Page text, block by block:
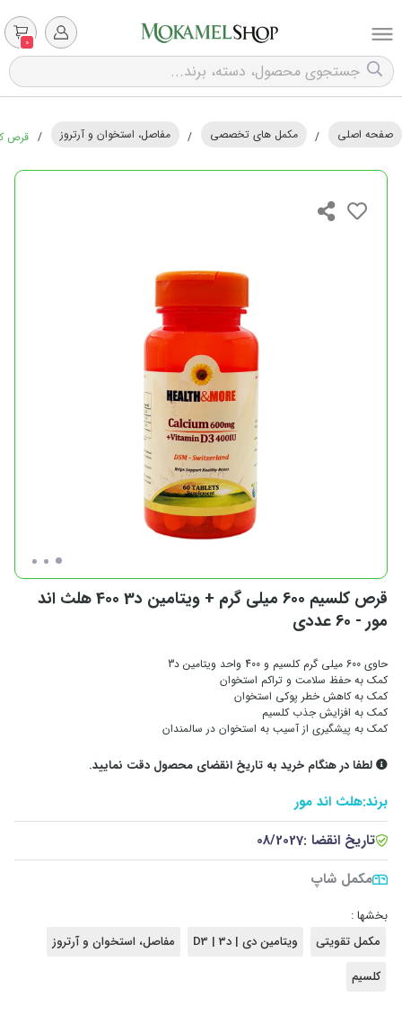
0
صفحه اصلی / مکمل های تخصصی / مفاصل، استخوان و آرتروز / قرص کلسیم 600 میلی گرم +
قرص کلسیم 600 میلی گرم + ویتامین د3 400 هلث اند
مور - 60 عددی
حاوی 600 میلی گرم کلسیم و 400 واحد ویتامین د3
کمک به حفظ سلامت و تراکم استخوان
کمک به کاهش خطر پوکی استخوان
کمک به افزایش جذب کلسیم
کمک به پیشگیری از آسیب به استخوان در سالمندان
لطفا در هنگام خرید به تاریخ انقضای محصول دقت نمایید.
برند:هلث اند مور
تاریخ انقضا :08/2027
مکمل شاپ
بخشها :
مکمل تقویتی
ویتامین دی | د3 | D3
مفاصل، استخوان و آرتروز
کلسیم